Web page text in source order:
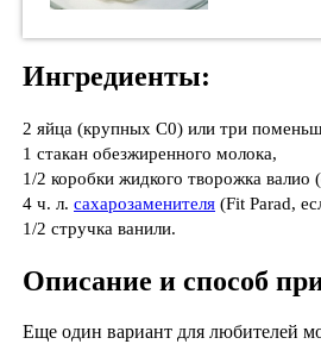
Ингредиенты:
2 яйца (крупных С0) или три
1 стакан обезжиренного молока,
1/2 коробки жидкого творожка валио
4 ч. л. сахарозаменителя (Fit Parad,
1/2 стручка ванили.
Описание и способ
Еще один вариант для любителей